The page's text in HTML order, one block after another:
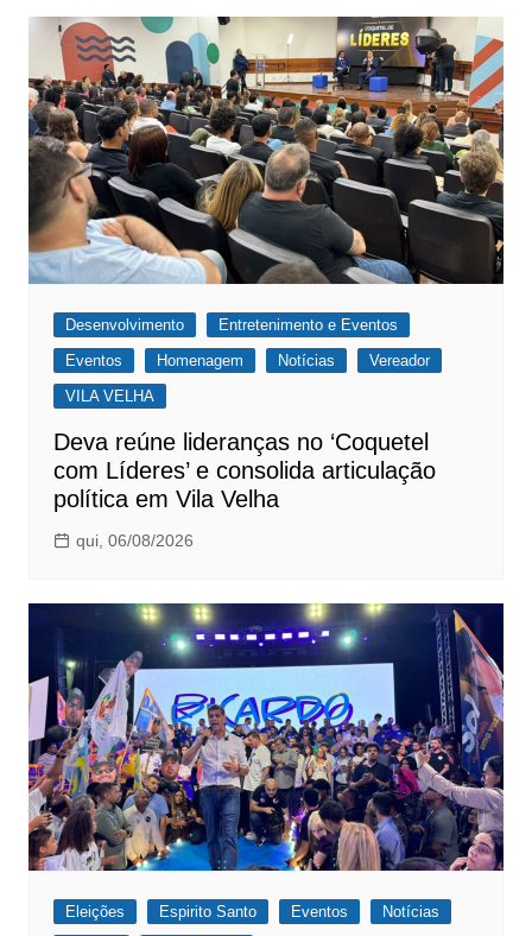
Desenvolvimento
Entretenimento e Eventos
Eventos
Homenagem Notícias
Vereador
VILA VELHA
Deva reúne lideranças no ‘Coquetel
com Líderes’ e consolida articulação
política em Vila Velha
qui, 06/08/2026
Eleições Espirito Santo Eventos
Notícias